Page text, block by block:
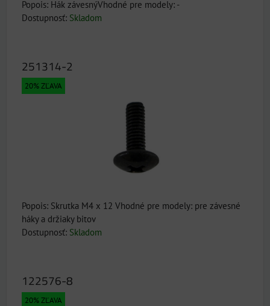
Popois: Hák závesnýVhodné pre modely: -
Dostupnosť: Skladom
251314-2
20% ZĽAVA
Popois: Skrutka M4 x 12 Vhodné pre modely: pre závesné
háky a držiaky bitov
Dostupnosť: Skladom
122576-8
20% ZĽAVA